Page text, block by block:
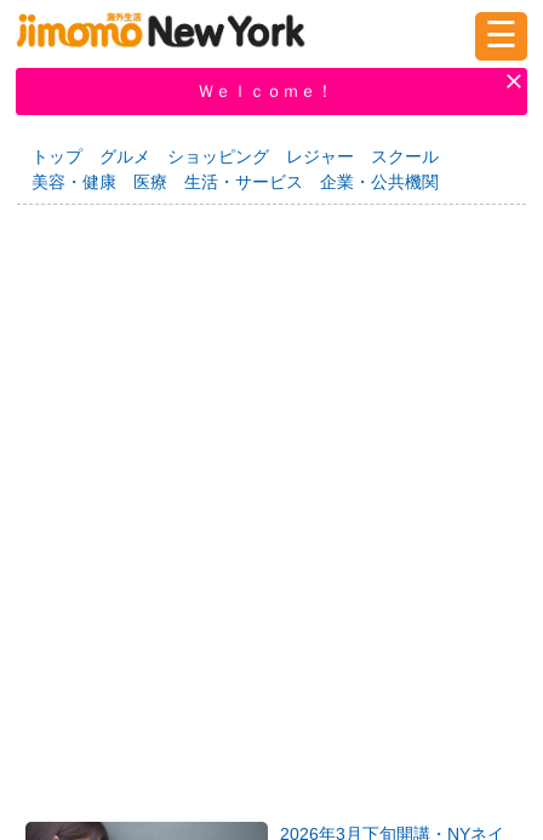
新規登録
掲示板 タウン情報 教えて！
☰
Ｗｅｌｃｏｍｅ！
トップ グルメ ショッピング レジャー
スクール
美容・健康
医療 生活・サービス 企業・公共機関
2026年3月下旬開講・NYネイ